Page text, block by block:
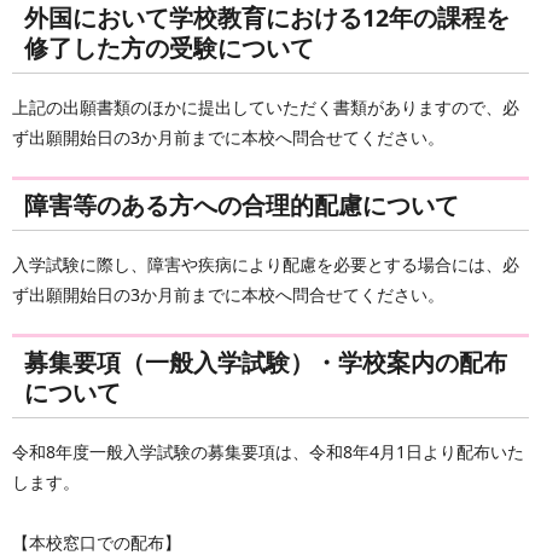
外国において学校教育における12年の課程を
修了した方の受験について
上記の出願書類のほかに提出していただく書類がありますので、必
ず出願開始日の3か月前までに本校へ問合せてください。
障害等のある方への合理的配慮について
入学試験に際し、障害や疾病により配慮を必要とする場合には、必
ず出願開始日の3か月前までに本校へ問合せてください。
募集要項（一般入学試験）・学校案内の配布
について
令和8年度一般入学試験の募集要項は、令和8年4月1日より配布いた
します。
【本校窓口での配布】